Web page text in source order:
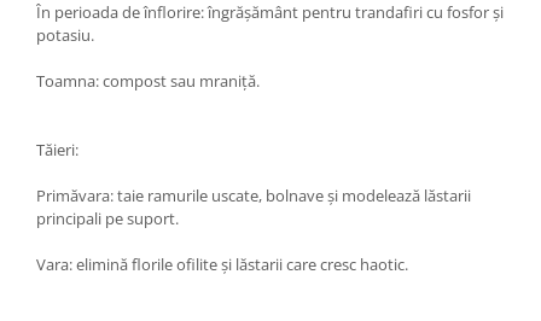
În perioada de înflorire: îngrășământ pentru trandafiri cu fosfor și
potasiu.
Toamna: compost sau mraniță.
Tăieri:
Primăvara: taie ramurile uscate, bolnave și modelează lăstarii
principali pe suport.
Vara: elimină florile ofilite și lăstarii care cresc haotic.